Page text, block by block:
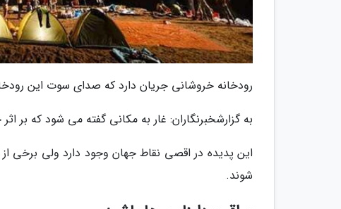
رودخانه خروشانی جریان دارد که صدای سوت این
به گزارشخبرنگاران: غار به مکانی گفته می شود که
این پدیده در اقصی نقاط جهان وجود دارد ولی برخی
شوند.